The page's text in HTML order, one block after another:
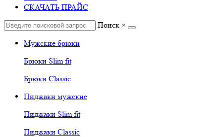
СКАЧАТЬ ПРАЙС
Поиск ×
Мужские брюки
Брюки Slim fit
Брюки Classic
Пиджаки мужские
Пиджаки Slim fit
Пиджаки Classic